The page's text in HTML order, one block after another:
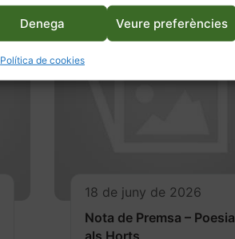
Denega Veure preferències
Política de cookies
18 de juny de 2026
Nota de Premsa – Poesia
als Horts